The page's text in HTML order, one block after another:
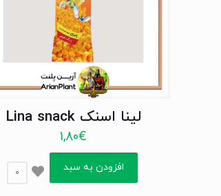
لینا اسنک Lina snack
1,80€
افزودن به سبد 0